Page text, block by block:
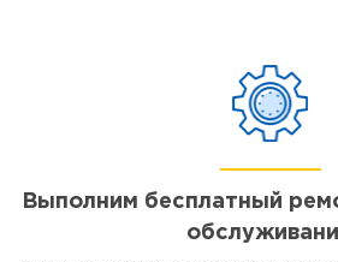
Выполним бесплатный